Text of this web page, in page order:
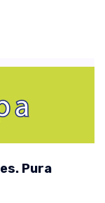
Pura